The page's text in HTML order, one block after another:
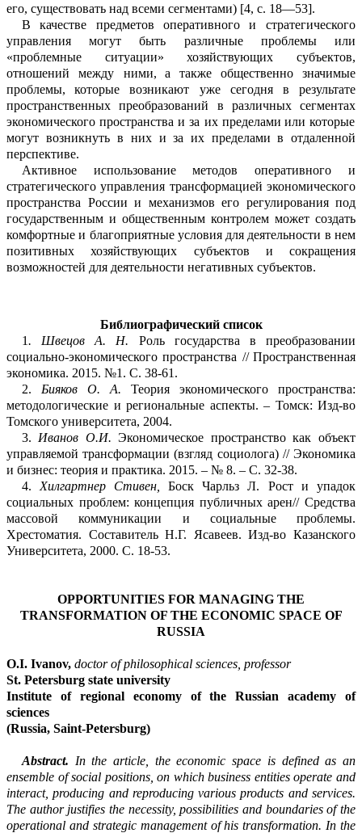
его, существовать над всеми сегментами) [4, с. 18—53].
В качествепредметов
оперативного и стратегического
управления могут быть различные проблемы или
«проблемные ситуации» хозяйствующих субъектов,
отношений между ними, а также общественно значимые
проблемы,
которые возникают уже сегодня в результате
пространственных преобразований в различных сегментах
экономического пространства и за их пределами или которые
могут возникнуть в них и за их пределами в отдаленной
перспективе.
Активное использование методов оперативного и
стратегического управления трансформацией экономического
пространства России и механизмов его регулирования под
государственным и общественным контролем может создать
комфортные и благоприятные условия для деятельности в нем
позитивных хозяйствующих субъектов и сокращения
возможностей для деятельности негативных субъектов.
Библиографическийсписок
1. Швецов А. Н. Роль государства в преобразовании
социально-экономического пространства // Пространственная
экономика. 2015. №1 . С. 38-61.
2.
БияковО. А. Теория экономического пространства:
методологические и региональные аспекты. – Томск: Изд-во
Томского университета, 2004.
3. Иванов О.И. Экономическое пространство как объект
управляемой трансформации (взгляд социолога) // Экономика
и бизнес: теория и практика. 2015. – № 8. – С. 32-38.
4.
Хилгартнер Стивен, БоскЧарльз Л. Рост и упадок
социальных проблем: концепция публичных арен// Средства
массовой коммуникации и социальные проблемы.
Хрестоматия. Составитель Н.Г. Ясавеев. Изд-во Казанского
Университета, 2000. С. 18-53.
OPPORTUNITIES FOR MANAGING THE
TRANSFORMATION OF THE ECONOMIC SPACE OF
RUSSIA
O.I. Ivanov, doctor of philosophical sciences, professor
St. Petersburg state university
Institute of regional economy of the Russianacademy of
sciences
(Russia, Saint-Petersburg)
Abstract. In the article, the economic space is defined as an
ensemble of social positions, on which business entities operate and
interact, producing and reproducing various products and services.
The author justifies the necessity, possibilities and boundaries of the
operational and strategic management of his transformation. In the